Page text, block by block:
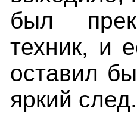
был
техник, и
оставил
яркий след.